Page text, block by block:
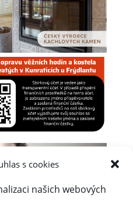
s cookies
našich webových